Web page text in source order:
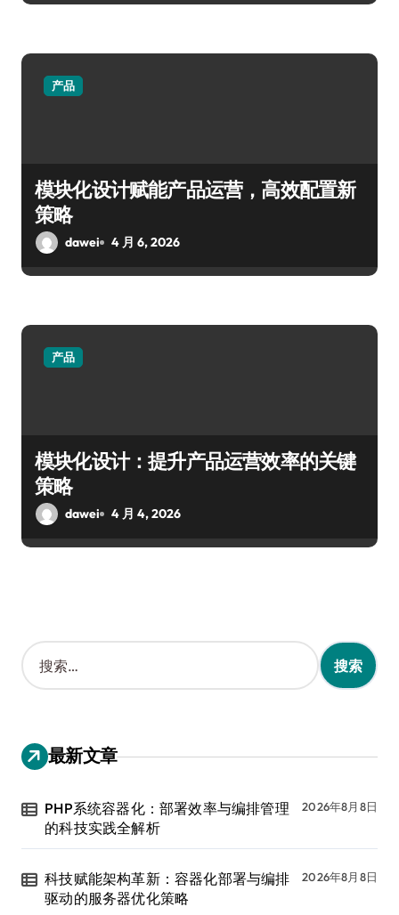
产品
模块化设计赋能产品运营，高效配置新
策略
dawei 4 月 6, 2026
产品
模块化设计：提升产品运营效率的关键
策略
dawei 4 月 4, 2026
搜
索
：
最新文章
PHP系统容器化：部署效率与编排管理
的科技实践全解析
2026年8月8日
科技赋能架构革新：容器化部署与编排
驱动的服务器优化策略
2026年8月8日